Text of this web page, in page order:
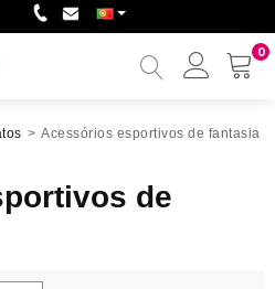
0
Minha
> Acessórios esportivos de fantasia
de